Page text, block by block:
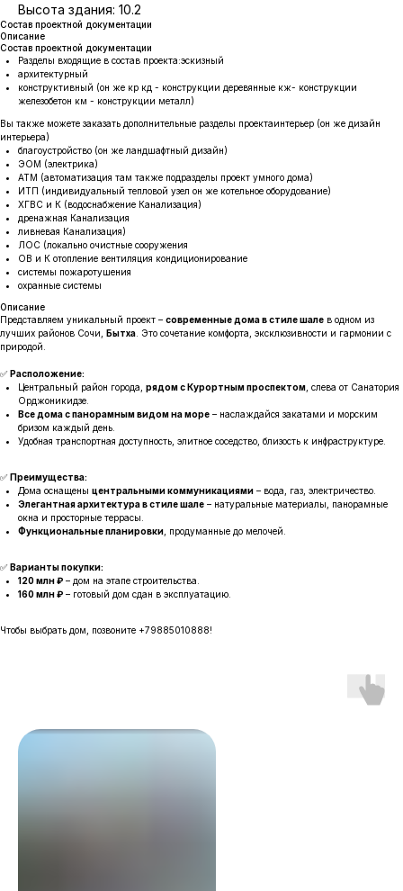
Высота здания: 10.2
Состав проектной документации
Описание
Состав проектной документации
Разделы входящие в состав проекта:эскизный
архитектурный
конструктивный (он же кр кд - конструкции деревянные кж- конструкции
железобетон км - конструкции металл)
Вы также можете заказать дополнительные разделы проектаинтерьер (он же дизайн
интерьера)
благоустройство (он же ландшафтный дизайн)
ЭОМ (электрика)
АТМ (автоматизация там также подразделы проект умного дома)
ИТП (индивидуальный тепловой узел он же котельное оборудование)
ХГВС и К (водоснабжение Канализация)
дренажная Канализация
ливневая Канализация)
ЛОС (локально очистные сооружения
ОВ и К отопление вентиляция кондиционирование
системы пожаротушения
охранные системы
Описание
Представляем уникальный проект – современные дома в стиле шале в одном из
лучших районов Сочи, Бытха . Это сочетание комфорта, эксклюзивности и гармонии с
природой.
✅Расположение:
Центральный район города, рядом с Курортным проспектом , слева от Санатория
Орджоникидзе.
Все дома с панорамным видом на море – наслаждайся закатами и морским
бризом каждый день.
Удобная транспортная доступность, элитное соседство, близость к инфраструктуре.
✅Преимущества:
Дома оснащены центральными коммуникациями – вода, газ, электричество.
Элегантная архитектура в стиле шале – натуральные материалы, панорамные
окна и просторные террасы.
Функциональные планировки , продуманные до мелочей.
✅Варианты покупки:
120 млн ₽ – дом на этапе строительства.
160 млн ₽ – готовый дом сдан в эксплуатацию.
Чтобы выбрать дом, позвоните +79885010888!